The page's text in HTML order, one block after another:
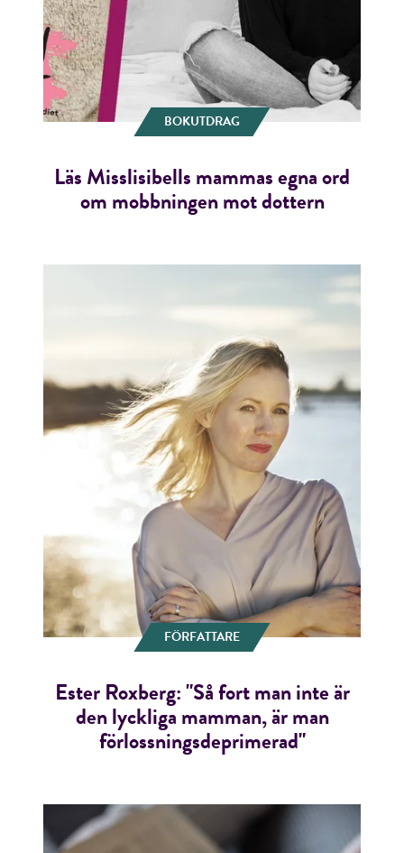
BOKUTDRAG
Läs Misslisibells mammas egna ord
om mobbningen mot dottern
FÖRFATTARE
Ester Roxberg: "Så fort man inte är
den lyckliga mamman, är man
förlossningsdeprimerad"